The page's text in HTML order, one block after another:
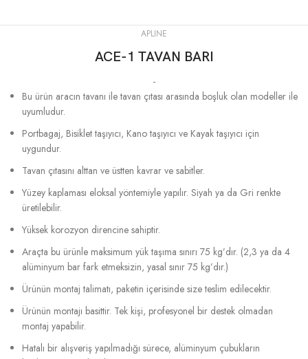
APLINE
ACE-1 TAVAN BARI
-
Bu ürün aracın tavanı ile tavan çıtası arasında boşluk olan modeller ile
uyumludur.
Portbagaj, Bisiklet taşıyıcı, Kano taşıyıcı ve Kayak taşıyıcı için
uygundur.
Tavan çıtasını alttan ve üstten kavrar ve sabitler.
Yüzey kaplaması eloksal yöntemiyle yapılır. Siyah ya da Gri renkte
üretilebilir.
Yüksek korozyon direncine sahiptir.
Araçta bu ürünle maksimum yük taşıma sınırı 75 kg’dır. (2,3 ya da 4
alüminyum bar fark etmeksizin, yasal sınır 75 kg’dır.)
Ürünün montaj talimatı, paketin içerisinde size teslim edilecektir.
Ürünün montajı basittir. Tek kişi, profesyonel bir destek olmadan
montaj yapabilir.
Hatalı bir alışveriş yapılmadığı sürece, alüminyum çubukların